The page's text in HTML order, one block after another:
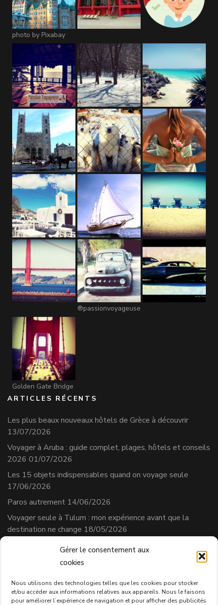
Gérer le consentement aux
cookies
Nous utilisons des technologies telles que les cookies pour stocker
et/ou accéder aux informations relatives aux appareils. Nous le faisons
pour améliorer l’expérience de navigation et pour afficher des publicités
photo by Pixabay
®passionvoyageuse
Golden Gate Bridge
ARTICLES RÉCENTS
Les plus beaux nouveaux hôtels de Grèce à découvrir
13/07/2026
Voyager à Aruba : guide complet, plages, hôtels et conseils
2026 01/07/2026
Les 15 objets indispensables quand on voyage seule
17/06/2026
Paros autrement 14/06/2026
Voyager seule à Tulum : mon expérience avant que la
destination ne change 18/05/2026
Prestataire de services
N° affilié AVS : 331.684.3